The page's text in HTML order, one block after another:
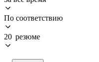
По соответствию
20 резюме